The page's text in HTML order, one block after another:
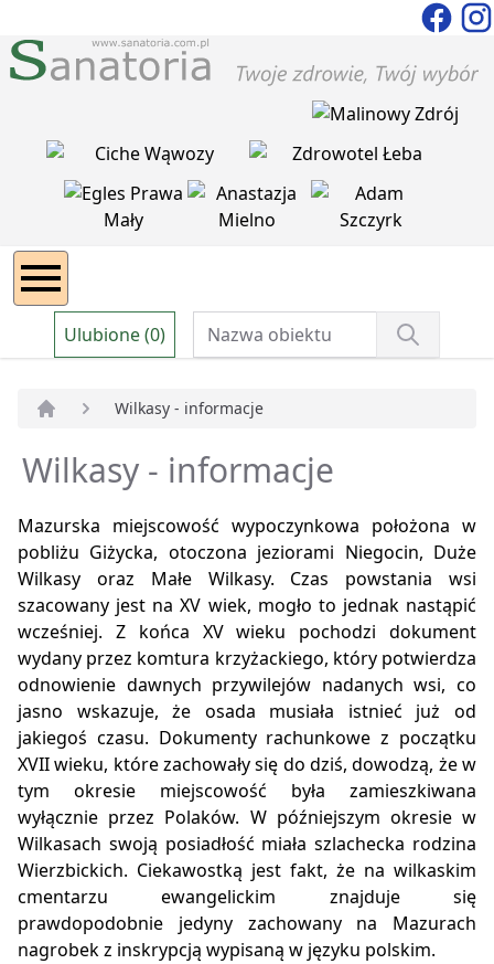
Ulubione (0)
Wilkasy - informacje
Wilkasy - informacje
Mazurska miejscowość wypoczynkowa położona w
pobliżu Giżycka, otoczona jeziorami Niegocin, Duże
Wilkasy oraz Małe Wilkasy. Czas powstania wsi
szacowany jest na XV wiek, mogło to jednak nastąpić
wcześniej. Z końca XV wieku pochodzi dokument
wydany przez komtura krzyżackiego, który potwierdza
odnowienie dawnych przywilejów nadanych wsi, co
jasno wskazuje, że osada musiała istnieć już od
jakiegoś czasu. Dokumenty rachunkowe z początku
XVII wieku, które zachowały się do dziś, dowodzą, że w
tym okresie miejscowość była zamieszkiwana
wyłącznie przez Polaków. W późniejszym okresie w
Wilkasach swoją posiadłość miała szlachecka rodzina
Wierzbickich. Ciekawostką jest fakt, że na wilkaskim
cmentarzu ewangelickim znajduje się
prawdopodobnie jedyny zachowany na Mazurach
nagrobek z inskrypcją wypisaną w języku polskim.